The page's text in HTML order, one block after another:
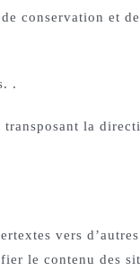
conservation et
.
la
vers
le contenu des